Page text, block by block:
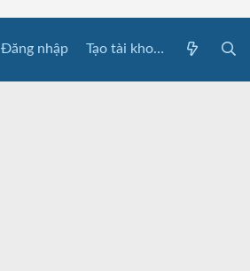
Đăng nhập Tạo tài khoản